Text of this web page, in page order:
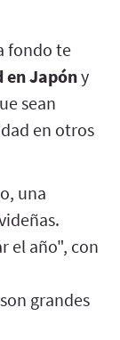
fondo te
en Japóny
sean
en otros
una
el año", con
grandes